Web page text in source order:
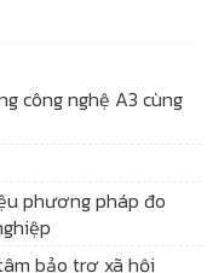
công nghệ A3 cùng
phương pháp đo
bảo trợ xã hội